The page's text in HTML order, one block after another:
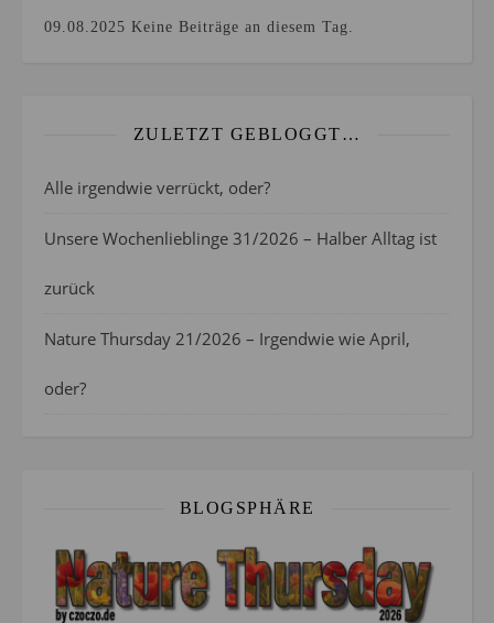
09.08.2025 Keine Beiträge an diesem Tag.
ZULETZT GEBLOGGT…
Alle irgendwie verrückt, oder?
Unsere Wochenlieblinge 31/2026 – Halber Alltag ist
zurück
Nature Thursday 21/2026 – Irgendwie wie April,
oder?
BLOGSPHÄRE